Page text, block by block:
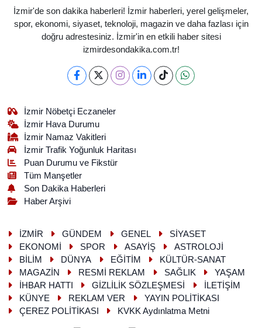
İzmir'de son dakika haberleri! İzmir haberleri, yerel gelişmeler,
spor, ekonomi, siyaset, teknoloji, magazin ve daha fazlası için
doğru adrestesiniz. İzmir'in en etkili haber sitesi
izmirdesondakika.com.tr!
İzmir Nöbetçi Eczaneler
İzmir Hava Durumu
İzmir Namaz Vakitleri
İzmir Trafik Yoğunluk Haritası
Puan Durumu ve Fikstür
Tüm Manşetler
Son Dakika Haberleri
Haber Arşivi
İZMİR GÜNDEM GENEL
SİYASET
EKONOMİ
SPOR ASAYİŞ
ASTROLOJİ
BİLİM
DÜNYA EĞİTİM
KÜLTÜR-SANAT
MAGAZİN
RESMİ REKLAM SAĞLIK
YAŞAM
İHBAR HATTI
GİZLİLİK SÖZLEŞMESİ
İLETİŞİM
KÜNYE
REKLAM VER
YAYIN POLİTİKASI
ÇEREZ POLİTİKASI
KVKK Aydınlatma Metni